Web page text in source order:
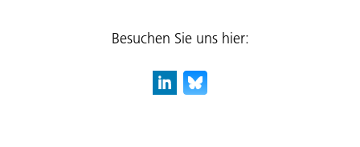
Besuchen Sie uns hier: